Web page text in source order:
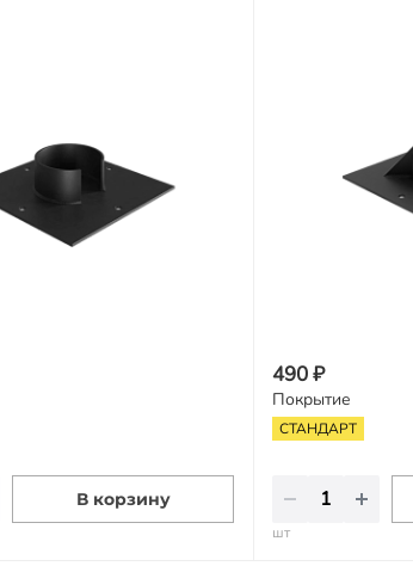
В корзину
490 ₽
Покрытие
СТАНДАРТ
шт